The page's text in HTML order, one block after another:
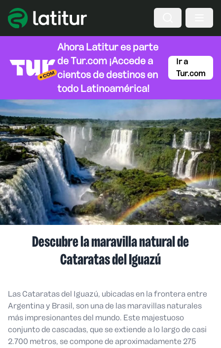
Ahora Latitur es parte
deTur.com ¡Accede a
cientos de destinos en
todo Latinoamérica!
Ir a
Tur.com
Descubre la maravilla natural de
Cataratas del Iguazú
Las Cataratas del Iguazú, ubicadas en la frontera entre
Argentina y Brasil, son una de las maravillas naturales
más impresionantes del mundo. Este majestuoso
conjunto de cascadas, que se extiende a lo largo de casi
2.700 metros, se compone de aproximadamente 275